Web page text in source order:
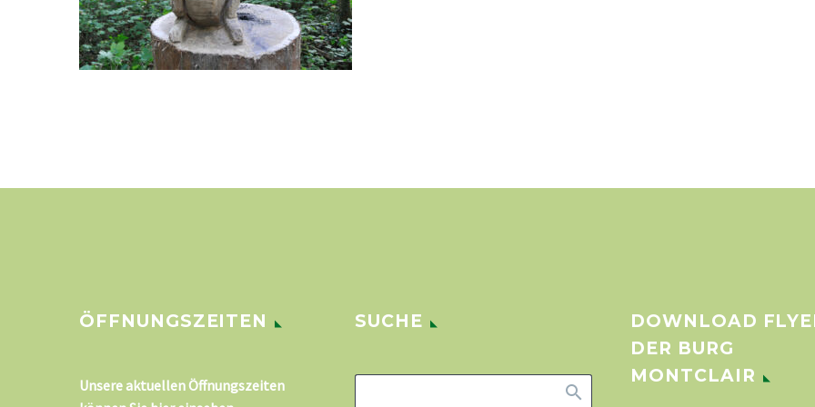
ÖFFNUNGSZEITEN
Unsere aktuellen Öffnungszeiten
SUCHE
DOWNLOAD
DER BURG
MONTCLAIR